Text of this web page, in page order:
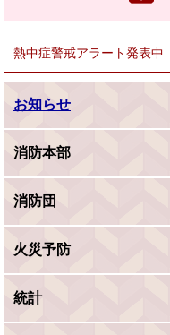
熱中症警戒アラート発表中
お知らせ
消防本部
消防団
火災予防
統計